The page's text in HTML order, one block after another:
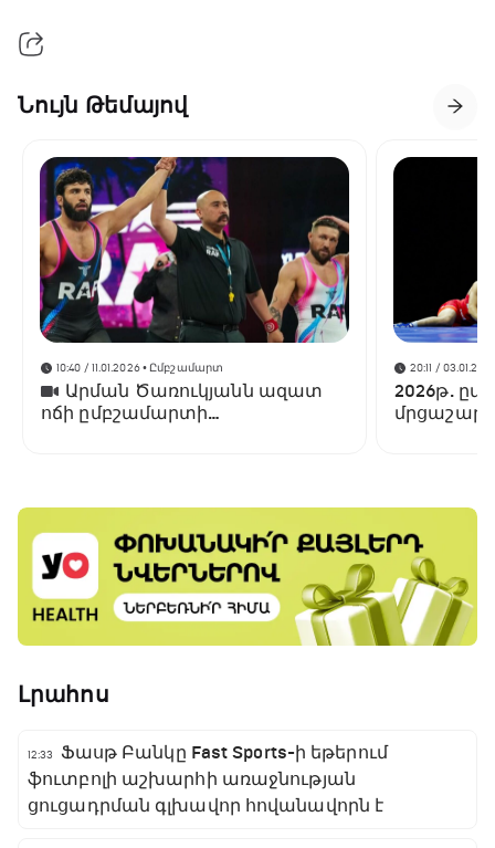
Նույն Թեմայով
10:40 / 11.01.2026• Ըմբշամարտ
Արման Ծառուկյանն ազատ
ոճի ըմբշամարտի
20:11 /
2026թ.
Լրահոս
12:33
Ֆասթ Բանկը Fast Sports-ի եթերում
ֆուտբոլի աշխարհի առաջնության
ցուցադրման գլխավոր հովանավորն է